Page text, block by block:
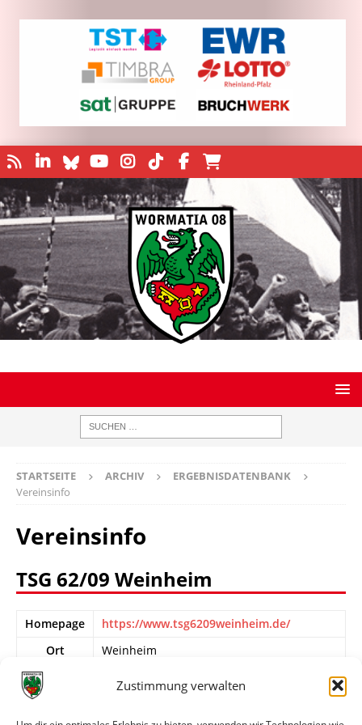
Zustimmung verwalten
STARTSEITE ARCHIV
ERGEBNISDATENBANK
Vereinsinfo
Vereinsinfo
TSG 62/09 Weinheim
Homepage
https://www.tsg6209weinheim.de/
Ort
Weinheim
1998 Fusion von TSG 1862 Weinheim und